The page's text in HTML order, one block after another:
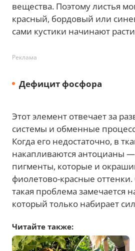
вещества. Поэтому листья
красный, бордовый или
сами кустики начинают
Реклама
Дефицит фосфора
Этот элемент отвечает за
системы и обменные
Когда его недостаточно, в
накапливаются антоцианы
пигменты, которые и
фиолетово-красные
такая проблема замечается
который только набирает
Читайте также: